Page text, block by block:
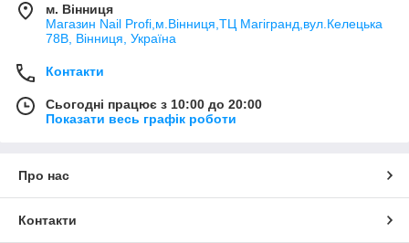
м. Вінниця
Магазин Nail Profi,м.Вінниця,ТЦ Магігранд,вул.Келецька
78В, Вінниця, Україна
Контакти
Сьогодні працює з 10:00 до 20:00
Показати весь графік роботи
Про нас
Контакти